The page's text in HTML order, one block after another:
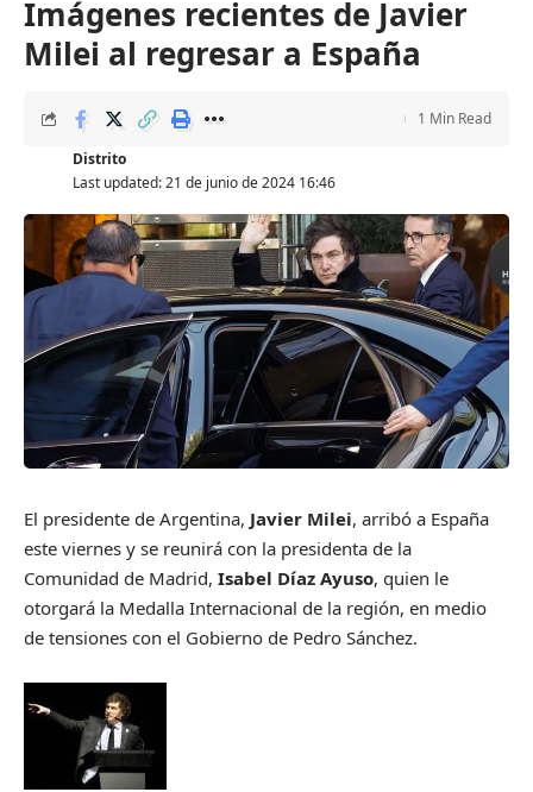
Imágenes recientes de Javier
Milei al regresar a España
Last updated: 21 de junio de 2024 16:46
Distrito
1 Min Read
El presidente de Argentina, Javier Milei, arribó a España
este viernes y se reunirá con la presidenta de la
Comunidad de Madrid, Isabel Díaz Ayuso, quien le
otorgará la Medalla Internacional de la región, en medio
de tensiones con el Gobierno de Pedro Sánchez.